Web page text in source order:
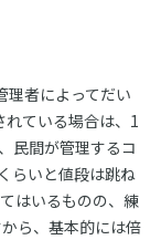
理者によってだい
ている場合は、1
民間が管理するコ
らいと値段は跳ね
はいるものの、練
ら、基本的には倍